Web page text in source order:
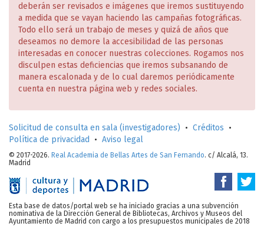
deberán ser revisados e imágenes que iremos sustituyendo
a medida que se vayan haciendo las campañas fotográficas.
Todo ello será un trabajo de meses y quizá de años que
deseamos no demore la accesibilidad de las personas
interesadas en conocer nuestras colecciones. Rogamos nos
disculpen estas deficiencias que iremos subsanando de
manera escalonada y de lo cual daremos periódicamente
cuenta en nuestra página web y redes sociales.
Solicitud de consulta en sala (investigadores) • Créditos •
Política de privacidad
• Aviso legal
© 2017-2026. Real Academia de Bellas Artes de San Fernando. c/ Alcalá, 13.
Madrid
Esta base de datos/portal web se ha iniciado gracias a una subvención
nominativa de la Dirección General de Bibliotecas, Archivos y Museos del
Ayuntamiento de Madrid con cargo a los presupuestos municipales de 2018